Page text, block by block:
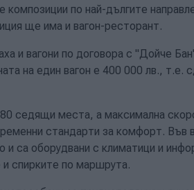
композиции по най-дългите
ще има и вагон-ресторант.
и вагони по договора с "Дойче
на един вагон е 400 000 лв.,
седящи места, а максимална
стандарти за комфорт. Във
и са оборудвани с климатици и
и спирките по маршрута.